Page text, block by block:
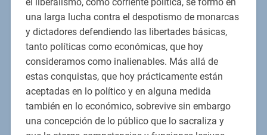
una larga lucha contra el despotismo de monarcas
y dictadores defendiendo las libertades básicas,
tanto políticas como económicas, que hoy
consideramos como inalienables. Más allá de
estas conquistas, que hoy prácticamente están
aceptadas en lo político y en alguna medida
también en lo económico, sobrevive sin embargo
una concepción de lo público que lo sacraliza y